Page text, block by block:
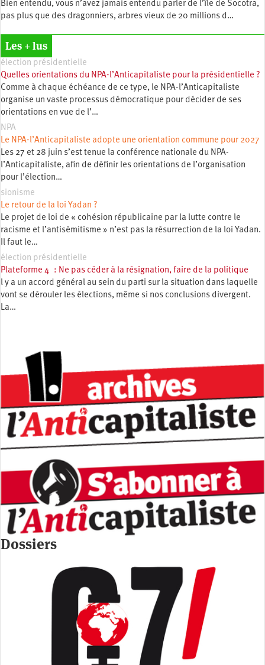
Bien entendu, vous n’avez jamais entendu parler de l’île de Socotra,
pas plus que des dragonniers, arbres vieux de 20 millions d…
Les + lus
élection présidentielle
Quelles orientations du NPA-l’Anticapitaliste pour la présidentielle ?
Comme à chaque échéance de ce type, le NPA-l’Anticapitaliste
organise un vaste processus démocratique pour décider de ses
orientations en vue de l’…
NPA
Le NPA-l’Anticapitaliste adopte une orientation commune pour 2027
Les 27 et 28 juin s’est tenue la conférence nationale du NPA-
l’Anticapitaliste, afin de définir les orientations de l’organisation
pour l’élection…
sionisme
Le retour de la loi Yadan ?
Le projet de loi de « cohésion républicaine par la lutte contre le
racisme et l’antisémitisme » n’est pas la résurrection de la loi Yadan.
Il faut le…
élection présidentielle
Plateforme 4 : Ne pas céder à la résignation, faire de la politique
l y a un accord général au sein du parti sur la situation dans laquelle
vont se dérouler les élections, même si nos conclusions divergent.
La…
Dossiers